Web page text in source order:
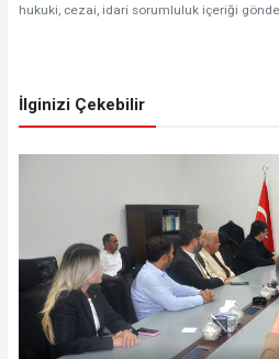
hukuki, cezai, idari sorumluluk içeriği
İlginizi Çekebilir